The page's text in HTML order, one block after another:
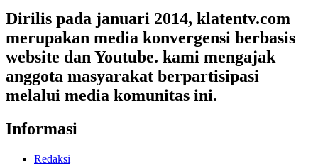
Dirilis pada januari 2014, klatentv.com
merupakan media konvergensi berbasis
website dan Youtube. kami mengajak
anggota masyarakat berpartisipasi
melalui media komunitas ini.
Informasi
Redaksi